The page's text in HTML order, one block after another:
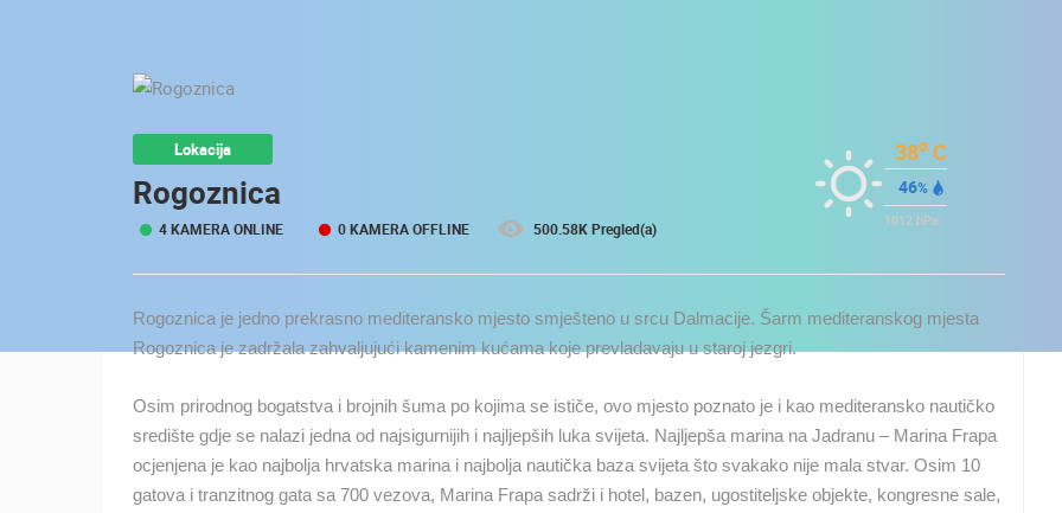
Izdvojeno
Karta
MEDIJI O
NAGRADE I
PRIZNANJA
DONACIJE
ZA NOVE
Lokacija
Rogoznica
4 KAMERA ONLINE 0 KAMERA OFFLINE 500.58K Pregled(a)
38o C
46%
1012hPa
Rogoznica je jedno prekrasno mediteransko mjesto smješteno u srcu Dalmacije. Šarm mediteranskog mjesta
Rogoznica je zadržala zahvaljujući kamenim kućama koje prevladavaju u staroj jezgri.
Osim prirodnog bogatstva i brojnih šuma po kojima se ističe, ovo mjesto poznato je i kao mediteransko nautičko
središte gdje se nalazi jedna od najsigurnijih i najljepših luka svijeta. Najljepša marina na Jadranu – Marina Frapa
ocjenjena je kao najbolja hrvatska marina i najbolja nautička baza svijeta što svakako nije mala stvar. Osim 10
gatova i tranzitnog gata sa 700 vezova, Marina Frapa sadrži i hotel, bazen, ugostiteljske objekte, kongresne sale,